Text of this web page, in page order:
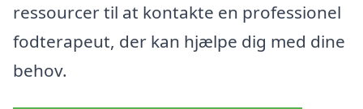
ressourcer til at kontakte en professionel
fodterapeut, der kan hjælpe dig med dine
behov.